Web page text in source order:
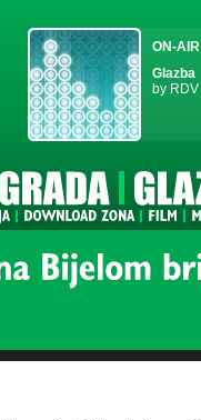
ON-AIR
Glazba
by RDV